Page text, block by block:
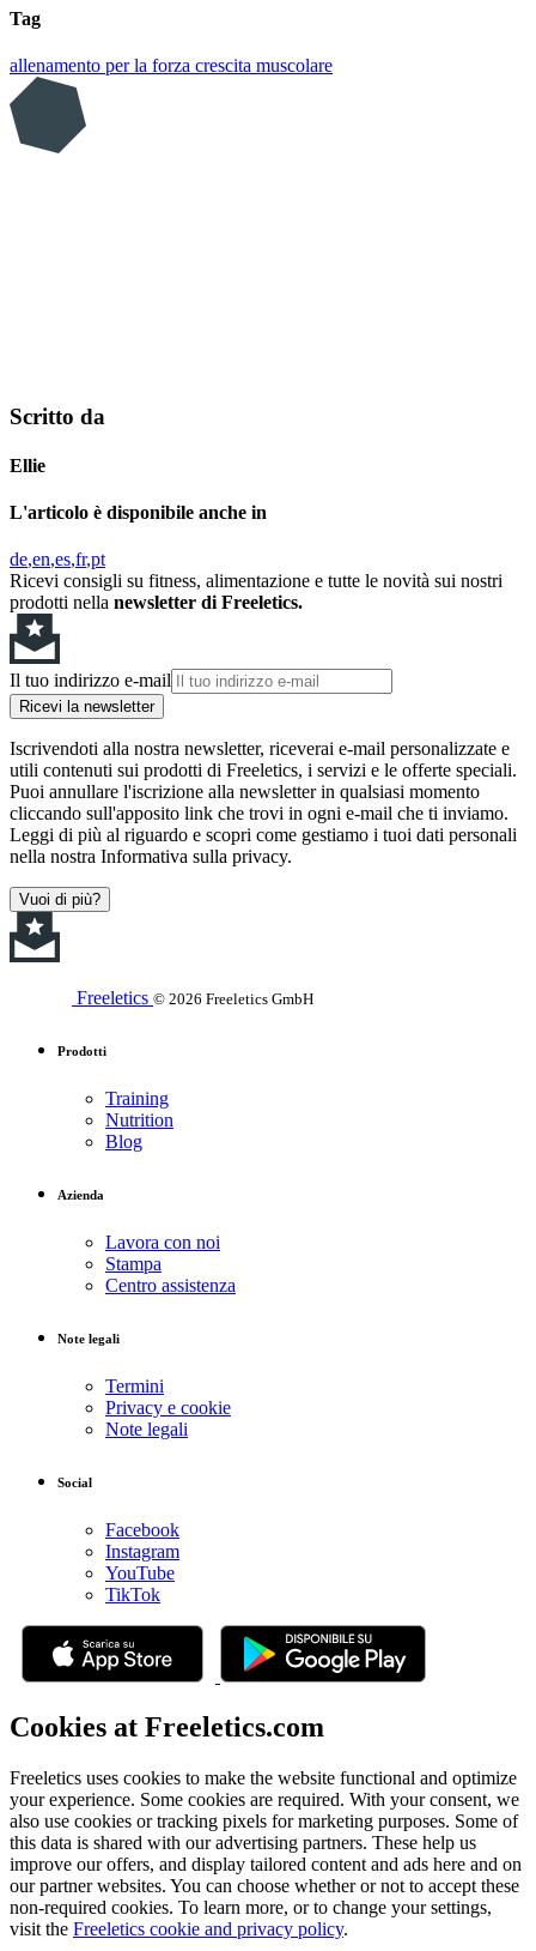
Tag
allenamento per la forza crescita muscolare
Scritto da
Ellie
L'articolo è disponibile anche in
de en es fr pt
Ricevi consigli su fitness, alimentazione e tutte le novità sui nostri
prodotti nella newsletter di Freeletics.
Il tuo indirizzo e-mail
Ricevi la newsletter
Iscrivendoti alla nostra newsletter, riceverai e-mail personalizzate e
utili contenuti sui prodotti di Freeletics, i servizi e le offerte speciali.
Puoi annullare l'iscrizione alla newsletter in qualsiasi momento
cliccando sull'apposito link che trovi in ogni e-mail che ti inviamo.
Leggi di più al riguardo e scopri come gestiamo i tuoi dati personali
nella nostra Informativa sulla privacy.
Vuoi di più?
Freeletics © 2026 Freeletics GmbH
Prodotti
Training
Nutrition
Blog
Azienda
Lavora con noi
Stampa
Centro assistenza
Note legali
Termini
Privacy e cookie
Note legali
Social
Facebook
Instagram
YouTube
TikTok
Cookies at Freeletics.com
Freeletics uses cookies to make the website functional and optimize
your experience. Some cookies are required. With your consent, we
also use cookies or tracking pixels for marketing purposes. Some of
this data is shared with our advertising partners. These help us
improve our offers, and display tailored content and ads here and on
our partner websites. You can choose whether or not to accept these
non-required cookies. To learn more, or to change your settings,
visit the Freeletics cookie and privacy policy.